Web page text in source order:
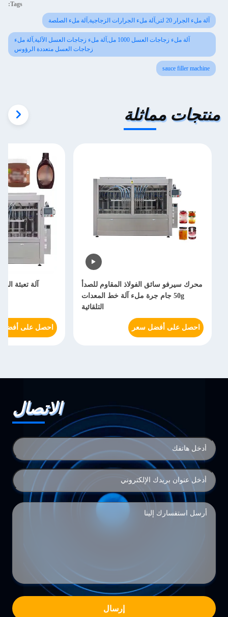
Tags:
آلة ملء الجرار 20 لتر,آلة ملء الجرارات الزجاجية,آلة ملء الصلصة
آلة ملء زجاجات العسل 1000 مل,آلة ملء زجاجات العسل الآلية,آلة ملء
زجاجات العسل متعددة الرؤوس
sauce filler machine
منتجات مماثلة
محرك سيرفو سائق الفولاذ المقاوم للصدأ
50g جام جرة ملء آلة خط المعدات
التلقائية
احصل على أفضل سعر
آلة تعبئة
احصل على
الاتصال
إرسال